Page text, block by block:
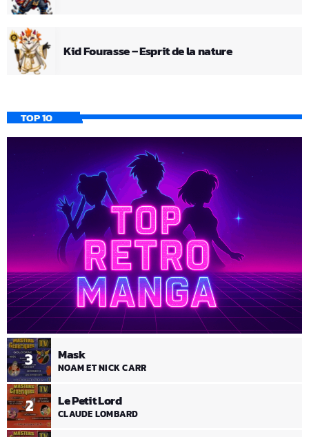
Kid Fourasse – Esprit de la nature
TOP 10
2 Le Petit Lord
CLAUDE LOMBARD
3 Mask
NOAM ET NICK CARR